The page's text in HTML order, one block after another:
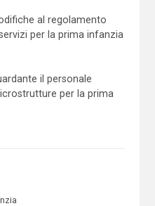
al regolamento
per la prima infanzia
il personale
per la prima